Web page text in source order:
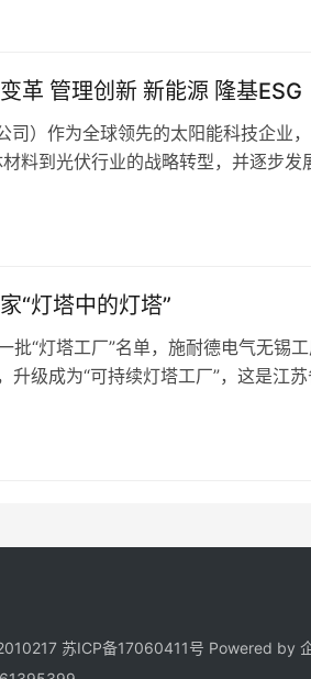
革 管理创新 新能源 隆基ESG
司）作为全球领先的太阳能科技企业
料到光伏行业的战略转型，并逐步发
“灯塔中的灯塔”
批“灯塔工厂”名单，施耐德电气无锡
升级成为“可持续灯塔工厂”，这是江苏
苏ICP备17060411号 Powered by